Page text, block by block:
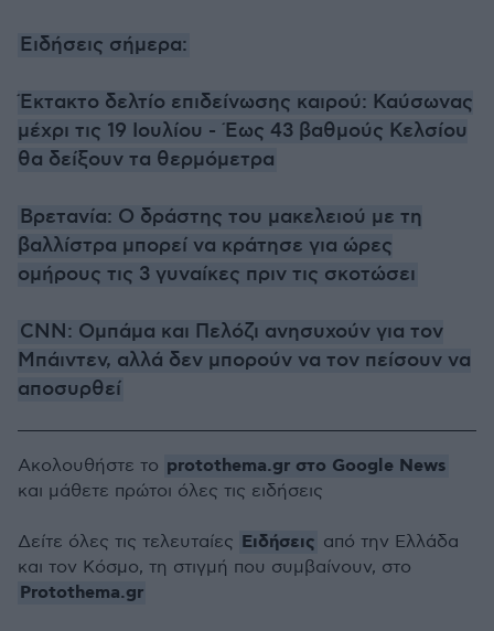
Ειδήσεις σήμερα:
Έκτακτο δελτίο επιδείνωσης καιρού: Καύσωνας
μέχρι τις 19 Ιουλίου - Έως 43 βαθμούς Κελσίου
θα δείξουν τα θερμόμετρα
Βρετανία: Ο δράστης του μακελειού με τη
βαλλίστρα μπορεί να κράτησε για ώρες
ομήρους τις 3 γυναίκες πριν τις σκοτώσει
CNN: Ομπάμα και Πελόζι ανησυχούν για τον
Μπάιντεν, αλλά δεν μπορούν να τον πείσουν να
αποσυρθεί
Ακολουθήστε το protothema.gr στο Google News
και μάθετε πρώτοι όλες τις ειδήσεις
Δείτε όλες τις τελευταίες Ειδήσεις από την Ελλάδα
και τον Κόσμο, τη στιγμή που συμβαίνουν, στο
Protothema.gr